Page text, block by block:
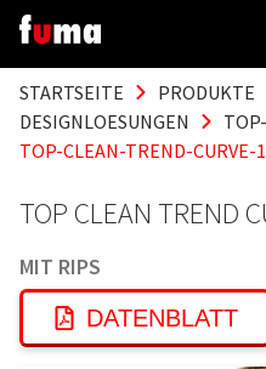
STARTSEITE PRODUKTE
DESIGNLOESUNGEN
TOP-CLEAN-TREND-CURVE-
TOP CLEAN TREND
MIT RIPS
DATENBLATT